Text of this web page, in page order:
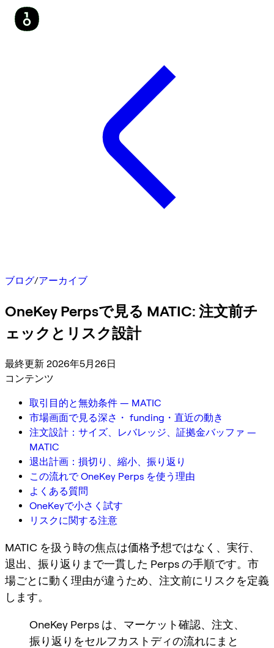
ブログ/アーカイブ
OneKey Perpsで見る MATIC: 注文前チ
ェックとリスク設計
最終更新 2026年5月26日
コンテンツ
取引目的と無効条件 — MATIC
市場画面で見る深さ・ funding・直近の動き
注文設計：サイズ、レバレッジ、証拠金バッファ —
MATIC
退出計画：損切り、縮小、振り返り
この流れで OneKey Perps を使う理由
よくある質問
OneKeyで小さく試す
リスクに関する注意
MATIC を扱う時の焦点は価格予想ではなく、実行、
退出、振り返りまで一貫した Perps の手順です。市
場ごとに動く理由が違うため、注文前にリスクを定義
します。
OneKey Perps は、マーケット確認、注文、
振り返りをセルフカストディの流れにまと